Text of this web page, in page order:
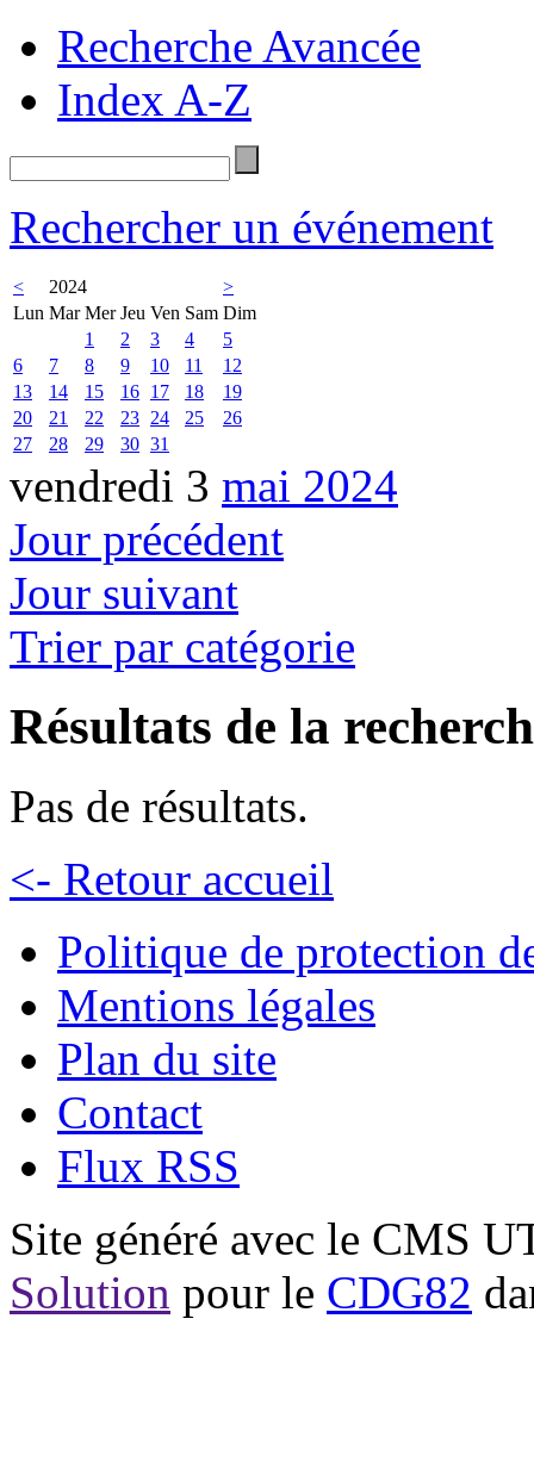
Recherche Avancée
Index A-Z
Rechercher un événement
< 2024
>
Lun Mar Mer Jeu Ven Sam Dim
1
2 3 4
5
6
7 8 9 10 11
12
13
14 15 16 17 18
19
20
21 22 23 24 25
26
27
28 29 30 31
vendredi 3 mai 2024
Jour précédent
Jour suivant
Trier par catégorie
Résultats de la
Pas de résultats.
<- Retour accueil
Politique de protection
Mentions légales
Plan du site
Contact
Flux RSS
Site généré avec le CMS
Solution pour le CDG82